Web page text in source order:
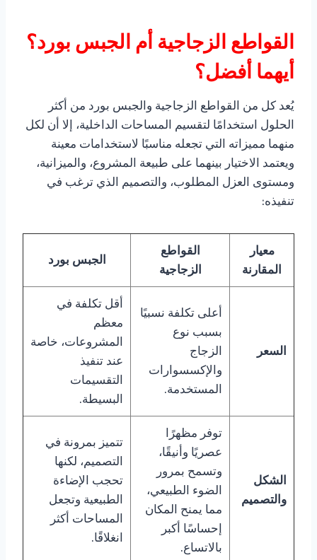
القواطع الزجاجية أم الجبس بورد؟
أيهما أفضل؟
يُعد كل من القواطع الزجاجية والجبس بورد من أكثر
الحلول استخدامًا لتقسيم المساحات الداخلية، إلا أن لكل
منهما مميزاته التي تجعله مناسبًا لاستخدامات معينة
ويعتمد الاختيار بينهما على طبيعة المشروع، والميزانية،
ومستوى العزل المطلوب، والتصميم الذي ترغب في
تنفيذه:
معيار
المقارنة
القواطع
الزجاجية
الجبس بورد
السعر
أعلى تكلفة نسبيًا
بسبب نوع
الزجاج
والإكسسوارات
المستخدمة.
أقل تكلفة في
معظم
المشروعات، خاصة
عند تنفيذ
التقسيمات
البسيطة.
الشكل
والتصميم
توفر مظهرًا
عصريًا وأنيقًا،
وتسمح بمرور
الضوء الطبيعي،
مما يمنح المكان
إحساسًا أكبر
بالاتساع.
تتميز بمرونة في
التصميم، لكنها
تحجب الإضاءة
الطبيعية وتجعل
المساحات أكثر
انغلاقًا.